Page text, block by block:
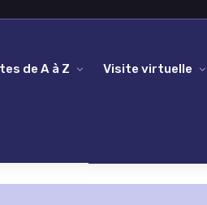
de A à Z Visite virtuelle